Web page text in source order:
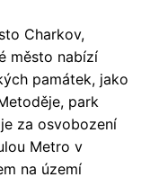
Charkov,
město nabízí
památek, jako
park
za osvobození
Metro v
na území